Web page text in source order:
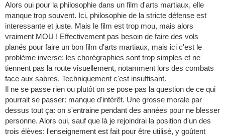
Alors oui pour la philosophie dans un film d'arts martiaux, elle
manque trop souvent. Ici, philosophie de la stricte défense est
interessante et juste. Mais le film est trop mou, mais alors
vraiment MOU ! Effectivement pas besoin de faire des vols
planés pour faire un bon film d'arts martiaux, mais ici c'est le
problème inverse: les chorégraphies sont trop simples et ne
tiennent pas la route visuellement, notamment lors des combats
face aux sabres. Techniquement c'est insuffisant.
Il ne se passe rien ou plutôt on se pose pas la question de ce qui
pourrait se passer: manque d'intérêt. Une grosse morale par
dessus tout ça: on s'entraine pendant des années pour ne blesser
personne. Alors oui, sauf que là je rejoindrai la position d'un des
trois élèves: l'enseignement est fait pour être utilisé, y goûtent